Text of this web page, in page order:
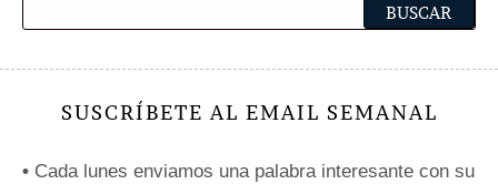
SUSCRÍBETE AL EMAIL SEMANAL
• Cada lunes enviamos una palabra interesante con su